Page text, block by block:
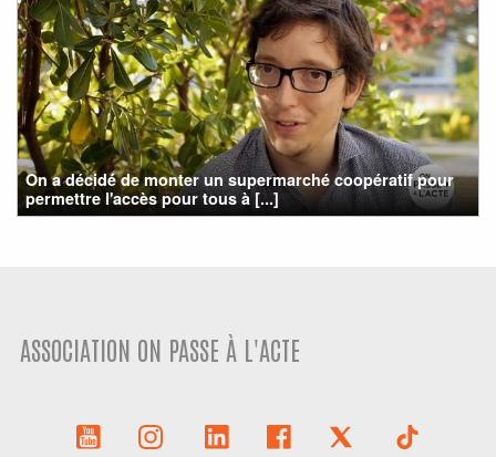
On a décidé de monter un supermarché coopératif pour
permettre l'accès pour tous à [...]
ASSOCIATION ON PASSE À L'ACTE